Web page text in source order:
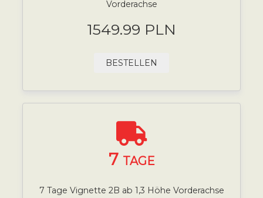
Vorderachse
1549.99 PLN
BESTELLEN
7 TAGE
7 Tage Vignette 2B ab 1,3 Höhe Vorderachse